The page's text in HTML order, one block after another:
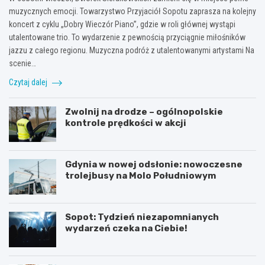
muzycznych emocji. Towarzystwo Przyjaciół Sopotu zaprasza na kolejny
koncert z cyklu „Dobry Wieczór Piano”, gdzie w roli głównej wystąpi
utalentowane trio. To wydarzenie z pewnością przyciągnie miłośników
jazzu z całego regionu. Muzyczna podróż z utalentowanymi artystami Na
scenie…
Czytaj dalej
Zwolnij na drodze – ogólnopolskie
kontrole prędkości w akcji
Gdynia w nowej odsłonie: nowoczesne
trolejbusy na Molo Południowym
Sopot: Tydzień niezapomnianych
wydarzeń czeka na Ciebie!